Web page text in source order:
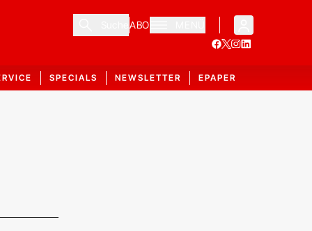
ABO
SPECIALS NEWSLETTER EPAPER